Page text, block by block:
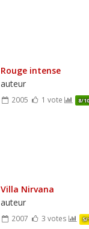
Rouge intense
auteur
2005 1 vote 8/
Villa Nirvana
auteur
2007 3 votes 5/